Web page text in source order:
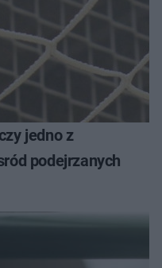
jedno z
podejrzanych